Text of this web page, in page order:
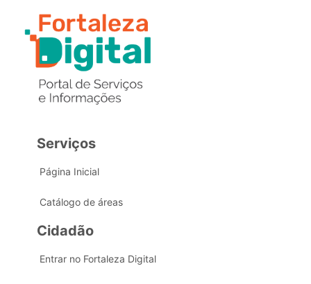
Serviços
Página Inicial
Catálogo de áreas
Cidadão
Entrar no Fortaleza Digital